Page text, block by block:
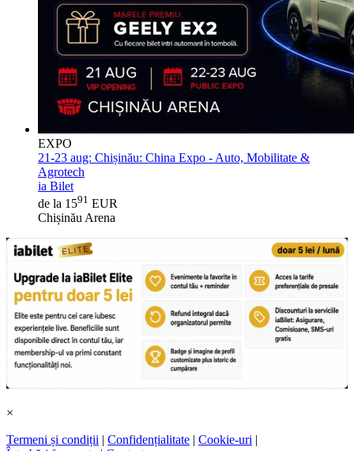
EXPO
21-23 aug: Chișinău: China Expo - Auto, Mobilitate &
Agrotech
ia Bilet
de la 1591 EUR
Chișinău Arena
×
Termeni și condiții | Confidențialitate | Cookie-uri |